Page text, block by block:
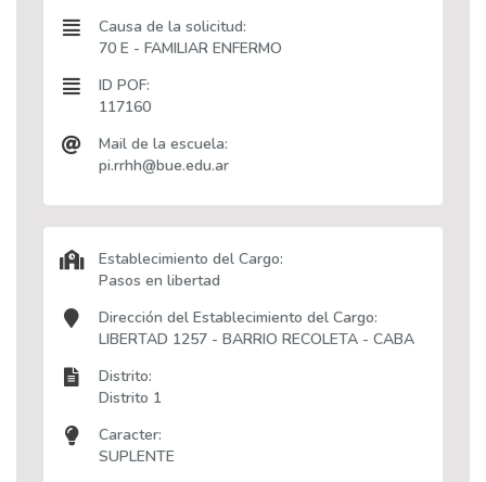
Causa de la solicitud:
70 E - FAMILIAR ENFERMO
ID POF:
117160
Mail de la escuela:
pi.rrhh@bue.edu.ar
Establecimiento del Cargo:
Pasos en libertad
Dirección del Establecimiento del Cargo:
LIBERTAD 1257 - BARRIO RECOLETA - CABA
Distrito:
Distrito 1
Caracter:
SUPLENTE